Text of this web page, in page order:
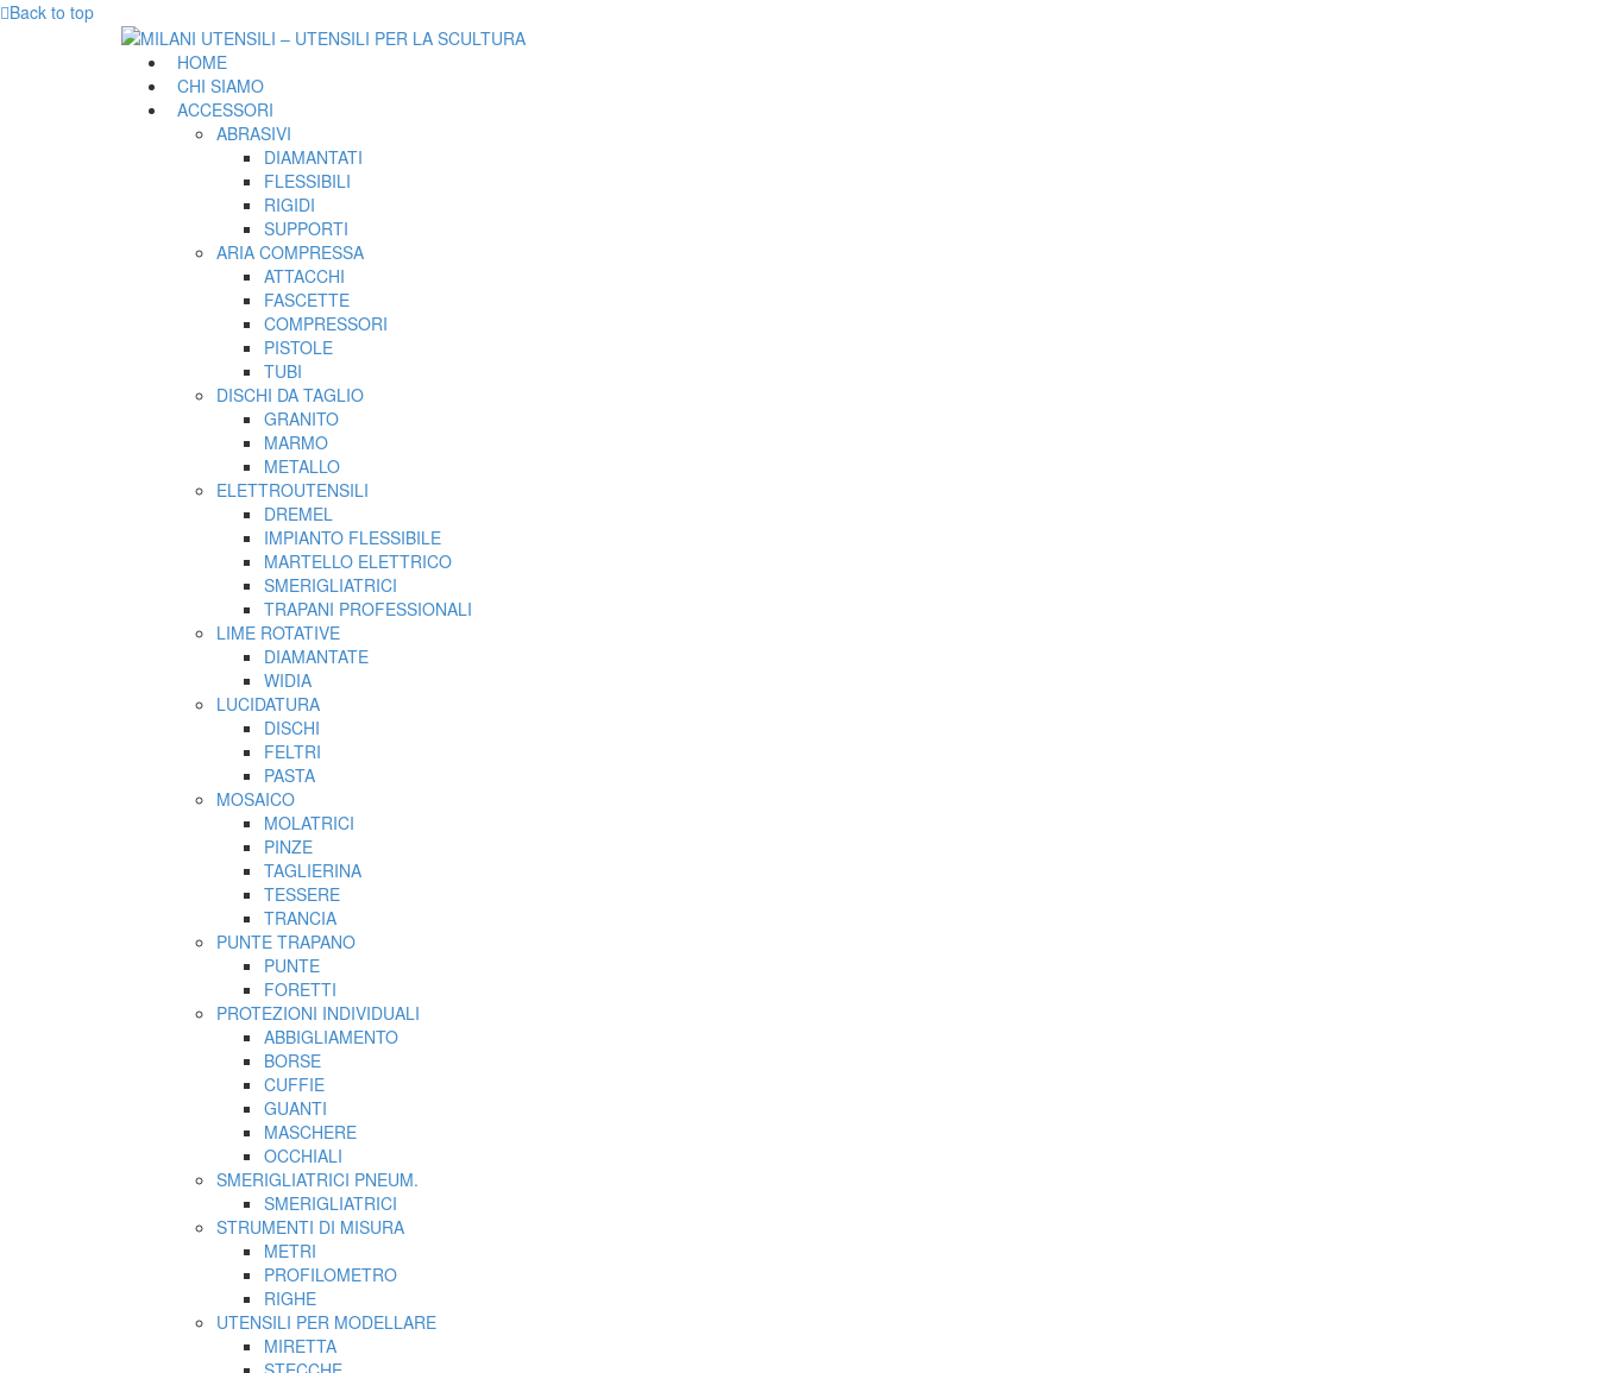
Back to top
HOME
CHI SIAMO
ACCESSORI
ABRASIVI
DIAMANTATI
FLESSIBILI
RIGIDI
SUPPORTI
ARIA COMPRESSA
ATTACCHI
FASCETTE
COMPRESSORI
PISTOLE
TUBI
DISCHI DA TAGLIO
GRANITO
MARMO
METALLO
ELETTROUTENSILI
DREMEL
IMPIANTO FLESSIBILE
MARTELLO ELETTRICO
SMERIGLIATRICI
TRAPANI PROFESSIONALI
LIME ROTATIVE
DIAMANTATE
WIDIA
LUCIDATURA
DISCHI
FELTRI
PASTA
MOSAICO
MOLATRICI
PINZE
TAGLIERINA
TESSERE
TRANCIA
PUNTE TRAPANO
PUNTE
FORETTI
PROTEZIONI INDIVIDUALI
ABBIGLIAMENTO
BORSE
CUFFIE
GUANTI
MASCHERE
OCCHIALI
SMERIGLIATRICI PNEUM.
SMERIGLIATRICI
STRUMENTI DI MISURA
METRI
PROFILOMETRO
RIGHE
UTENSILI PER MODELLARE
MIRETTA